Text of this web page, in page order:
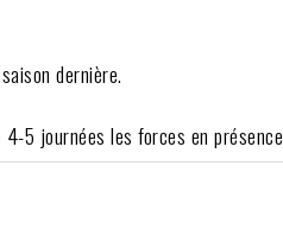
dernière.
5 journées les forces en présence